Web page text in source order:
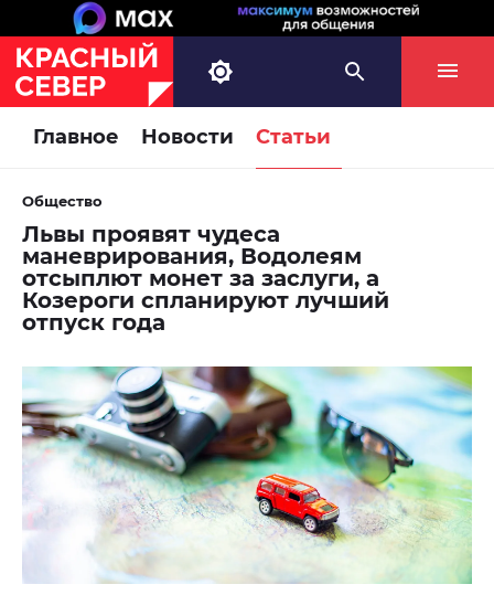
Главное Новости Статьи
Общество
Львы проявят чудеса
маневрирования, Водолеям
отсыплют монет за заслуги, а
Козероги спланируют лучший
отпуск года